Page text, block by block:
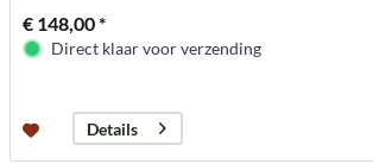
€ 148,00 *
Direct klaar voor verzending
Details